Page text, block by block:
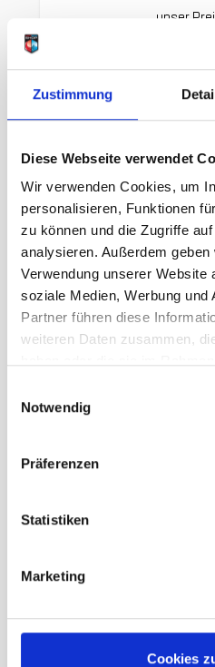
Zustimmung
Diese Webseite verwendet
Wir verwenden Cookies, um
personalisieren, Funktionen
zu können und die Zugriffe
analysieren. Außerdem
Verwendung unserer Website
soziale Medien, Werbung und
Partner führen diese
weiteren Daten zusammen,
Notwendig
Präferenzen
Statistiken
Marketing
Cookies
unser
Clicken, um das Karussell zu
Wir haben andere
gefunden, die
könnten!